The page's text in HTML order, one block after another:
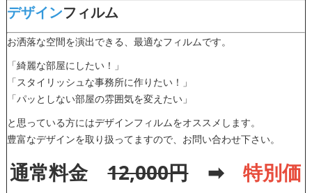
デザインフィルム
お洒落な空間を演出できる、最適なフィルムです。
「綺麗な部屋にしたい！」
「スタイリッシュな事務所に作りたい！」
「パッとしない部屋の雰囲気を変えたい」
と思っている方にはデザインフィルムをオススメします。
豊富なデザインを取り扱ってますので、お問い合わせ下さい。
通常料金12,000円➡
特別価